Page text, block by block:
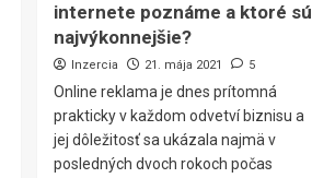
internete poznáme a ktoré sú
najvýkonnejšie?
Inzercia 21. mája 2021 5
Online reklama je dnes prítomná
prakticky v každom odvetví biznisu a
jej dôležitosť sa ukázala najmä v
posledných dvoch rokoch počas